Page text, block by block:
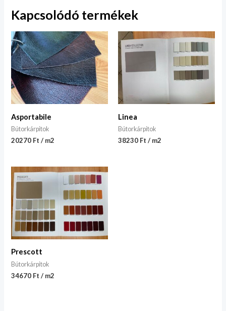
Kapcsolódó termékek
Asportabile
Bútorkárpitok
20270 Ft / m2
Linea
Bútorkárpitok
38230 Ft / m2
Prescott
Bútorkárpitok
34670 Ft / m2